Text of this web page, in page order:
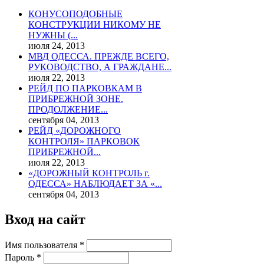
КОНУСОПОДОБНЫЕ
КОНСТРУКЦИИ НИКОМУ НЕ
НУЖНЫ (...
июля 24, 2013
МВД ОДЕССА. ПРЕЖДЕ ВСЕГО,
РУКОВОДСТВО, А ГРАЖДАНЕ...
июля 22, 2013
РЕЙД ПО ПАРКОВКАМ В
ПРИБРЕЖНОЙ ЗОНЕ.
ПРОДОЛЖЕНИЕ...
сентября 04, 2013
РЕЙД «ДОРОЖНОГО
КОНТРОЛЯ» ПАРКОВОК
ПРИБРЕЖНОЙ...
июля 22, 2013
«ДОРОЖНЫЙ КОНТРОЛЬ г.
ОДЕССА» НАБЛЮДАЕТ ЗА «...
сентября 04, 2013
Вход на сайт
Имя пользователя *
Пароль *